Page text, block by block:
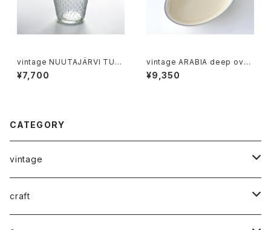
vintage NUUTAJÄRVI TUN
DRA glass M / ヴィンテージ
ヌータヤルヴィ ツンドラ グラス
¥7,700
vintage ARABIA deep oval
dish blue line / オールドアラ
ビア オーバル深皿 ブルーライン
¥9,350
CATEGORY
vintage
ceramics
craft